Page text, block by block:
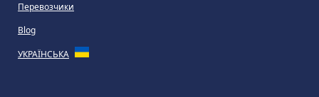
Перевозчики
Blog
УКРАЇНСЬКА